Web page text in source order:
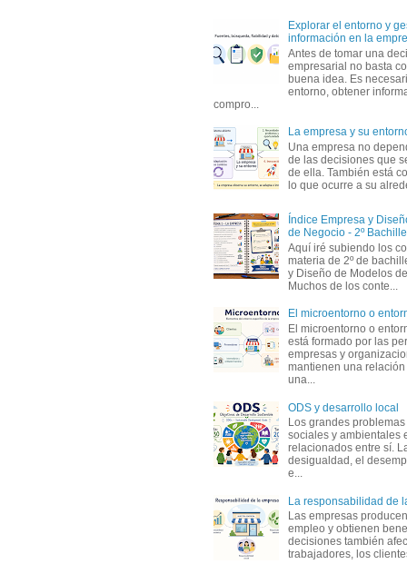
Explorar el entorno y
información en la
Antes de tomar una
empresarial no basta
buena idea. Es
entorno, obtener
compro...
La empresa y su
Una empresa no
de las decisiones que
de ella. También está
lo que ocurre a su
Índice Empresa y
de Negocio - 2º
Aquí iré subiendo los
materia de 2º de
y Diseño de Modelos
Muchos de los conte...
El microentorno o
El microentorno o
está formado por las
empresas y
mantienen una
una...
ODS y desarrollo local
Los grandes
sociales y ambientales
relacionados entre sí.
desigualdad, el
e...
La responsabilidad de
Las empresas
empleo y obtienen
decisiones también
trabajadores, los